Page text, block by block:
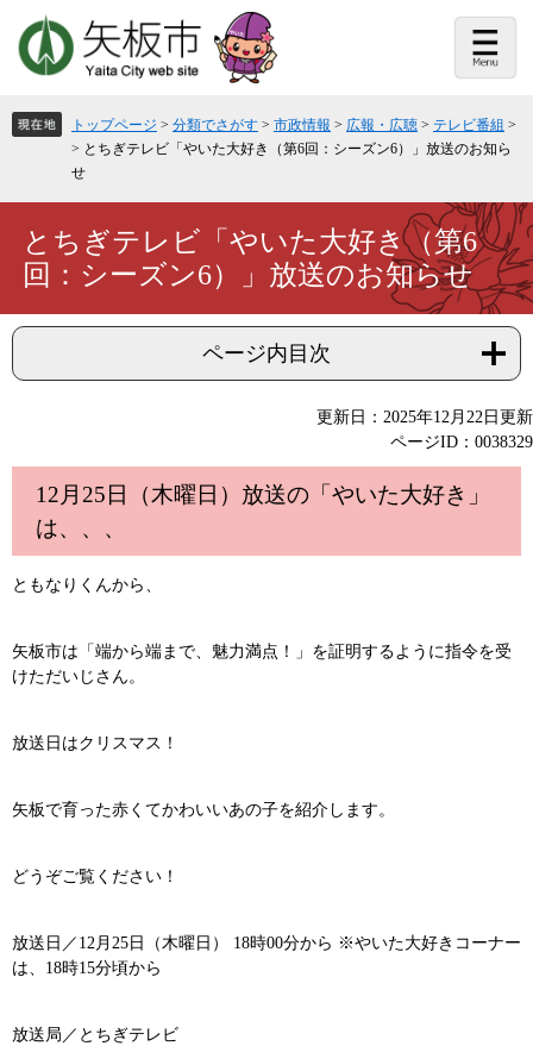
頭
で
飛
ば
本
トップページ > 分類でさがす > 市政情報 > 広報・広聴 > テレビ番組 >
> とちぎテレビ「やいた大好き（第6回：シーズン6）」放送のお知ら
せ
とちぎテレビ「やいた大好き（第6
回：シーズン6）」放送のお知らせ
ページ内目次
更新日：2025年12月22日更新
ページID：0038329
12月25日（木曜日）放送の「やいた大好き」
は、、、
ともなりくんから、
矢板市は「端から端まで、魅力満点！」を証明するように指令を受
けただいじさん。
放送日はクリスマス！
矢板で育った赤くてかわいいあの子を紹介します。
どうぞご覧ください！
放送日／12月25日（木曜日） 18時00分から ※やいた大好きコーナー
は、18時15分頃から
放送局／とちぎテレビ